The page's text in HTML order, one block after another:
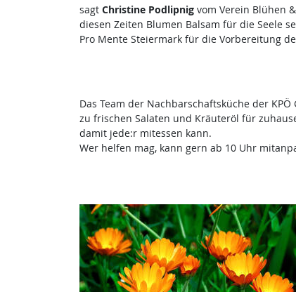
sagt Christine Podlipnigvom Verein Blühen
diesen Zeiten Blumen Balsam für die Seele
Pro Mente Steiermark für die Vorbereitung
Das Team der Nachbarschaftsküche der
zu frischen Salaten und Kräuteröl für
damit jede:r mitessen kann.
Wer helfen mag, kann gern ab 10 Uhr